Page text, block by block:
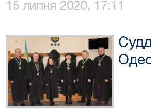
15 липня 2020, 17:11